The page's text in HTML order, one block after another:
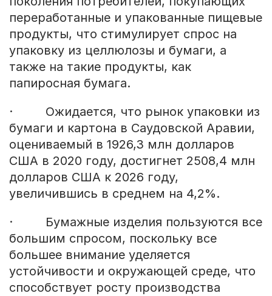
переработанные и упакованные пищевые
продукты, что стимулирует спрос на
упаковку из целлюлозы и бумаги, а
также на такие продукты, как
папиросная бумага.
· Ожидается, что рынок упаковки из
бумаги и картона в Саудовской Аравии,
оцениваемый в 1926,3 млн долларов
США в 2020 году, достигнет 2508,4 млн
долларов США к 2026 году,
увеличившись в среднем на 4,2%.
· Бумажные изделия пользуются все
большим спросом, поскольку все
большее внимание уделяется
устойчивости и окружающей среде, что
способствует росту производства